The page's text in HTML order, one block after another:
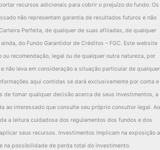
recursos adicionais para cobrir o prejuízo do fundo. Os
não representam garantia de resultados futuros e não
Perfeita, de qualquer de suas afiliadas, de qualquer
do Fundo Garantidor de Créditos – FGC. Este website
ou recomendação, legal ou de qualquer outra natureza, por
não leva em consideração a situação particular de qualquer
aqui contidas se dará exclusivamente por conta e
de tomar qualquer decisão acerca de seus investimentos, a
ao interessado que consulte seu próprio consultor legal. Ao
a leitura cuidadosa dos regulamentos dos fundos e dos
seus recursos. Investimentos implicam na exposição a
na possibilidade de perda total do investimento.